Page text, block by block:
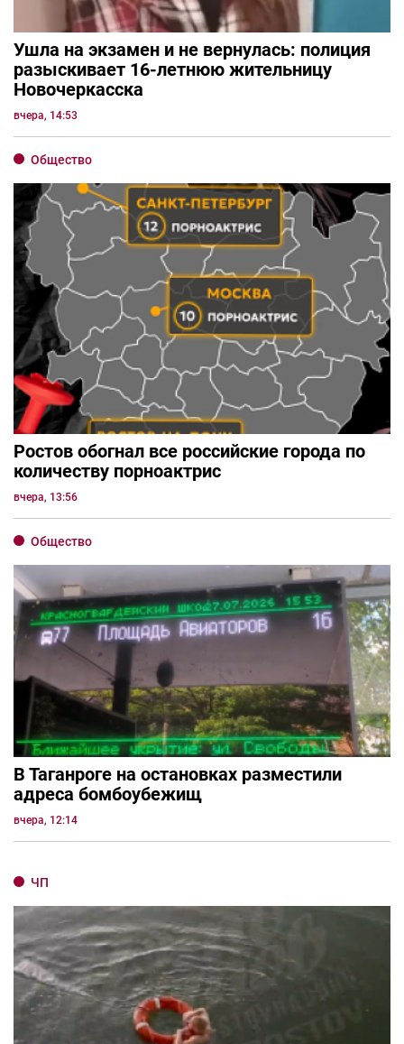
Ушла на экзамен и не вернулась: полиция
разыскивает 16-летнюю жительницу
Новочеркасска
вчера, 14:53
Общество
Ростов обогнал все российские города по
количеству порноактрис
вчера, 13:56
Общество
В Таганроге на остановках разместили
адреса бомбоубежищ
вчера, 12:14
ЧП